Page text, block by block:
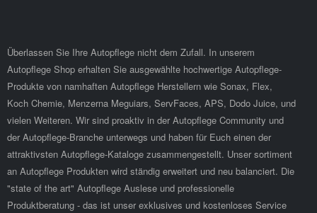
Überlassen Sie Ihre Autopflege nicht dem Zufall. In unserem
Autopflege Shop erhalten Sie ausgewählte hochwertige Autopflege-
Produkte von namhaften Autopflege Herstellern wie Sonax, Flex,
Koch Chemie, Menzerna Meguiars, ServFaces, APS, Dodo Juice, und
vielen Weiteren. Wir sind proaktiv in der Autopflege Community und
der Autopflege-Branche unterwegs und haben für Euch einen der
attraktivsten Autopflege-Kataloge zusammengestellt. Unser sortiment
an Autopflege Produkten wird ständig erweitert und neu balanciert. Die
"state of the art" Autopflege Auslese und professionelle
Produktberatung - das ist unser exklusives und kostenloses Service